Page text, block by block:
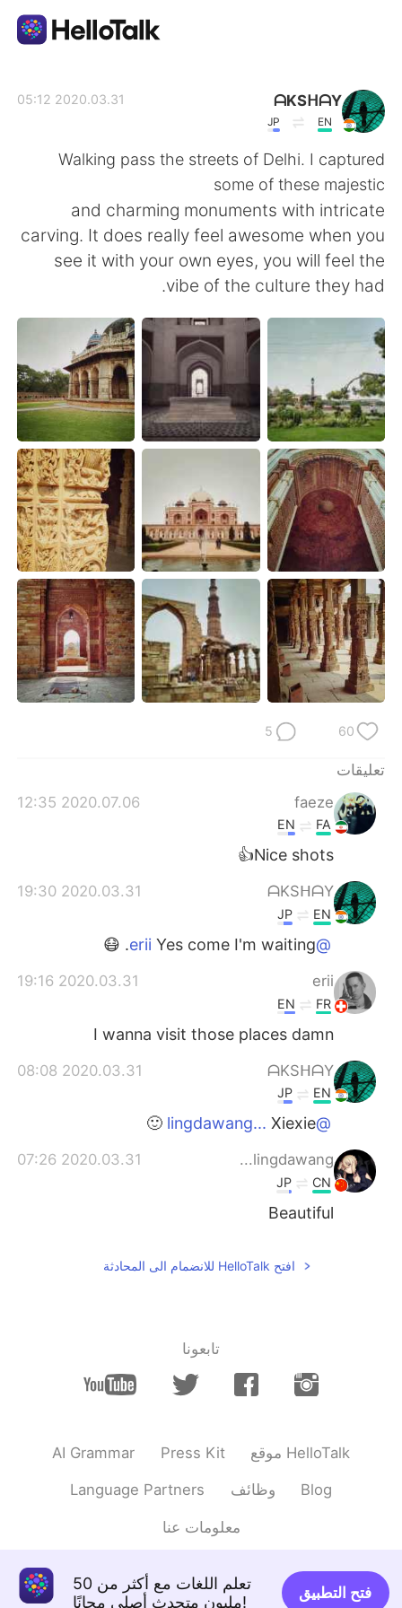
English 简体中文
繁體中文 Español
Français Deutsch
日本語 한국어
Русский ไทย
Indonesia Italiano
Türkçe Tiếng Việt
Português
ᗩKSᕼᗩY
EN
JP
2020.03.31 05:12
Walking pass the streets of Delhi. I captured
some of these majestic
and charming monuments with intricate
carving. It does really feel awesome when you
see it with your own eyes, you will feel the
vibe of the culture they had.
60
5
تعليقات
faeze
2020.07.06 12:35
FA
EN
Nice shots👍
ᗩKSᕼᗩY
2020.03.31 19:30
EN
JP
@erii
Yes come I'm waiting. 😷
erii
2020.03.31 19:16
FR
EN
I wanna visit those places damn
ᗩKSᕼᗩY
2020.03.31 08:08
EN
JP
@lingdawang...
Xiexie 🙂
lingdawang...
2020.03.31 07:26
CN
JP
Beautiful
افتح HelloTalk للانضمام الى المحادثة
تابعونا
AI Grammar Press Kit موقع HelloTalk
Language Partners وظائف Blog
معلومات عنا
تعلم اللغات مع أكثر من 50
مليون متحدث أصلي مجانًا!
فتح التطبيق